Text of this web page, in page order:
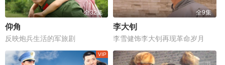
全32集
仰角
反映炮兵生活的军旅剧
全9集
李大钊
李雪健饰李大钊再现革命岁月